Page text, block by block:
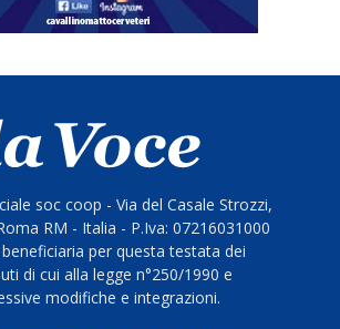
soc coop - Via del Casale Strozzi,
RM - Italia - P.Iva: 07216031000
per questa testata dei
di cui alla legge n°250/1990 e
modifiche e integrazioni.